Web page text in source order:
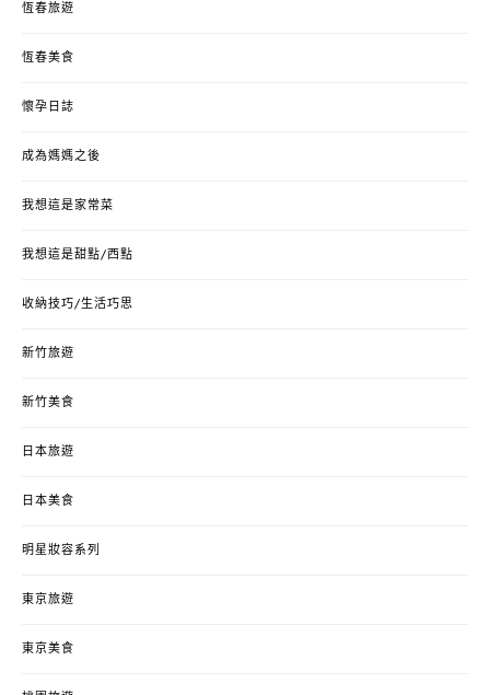
恆春旅遊
恆春美食
懷孕日誌
成為媽媽之後
我想這是家常菜
我想這是甜點/西點
收納技巧/生活巧思
新竹旅遊
新竹美食
日本旅遊
日本美食
明星妝容系列
東京旅遊
東京美食